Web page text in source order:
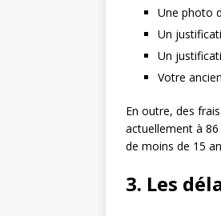
Une photo
Un
Un
Votre
En outre, des
actuellement à
de moins de 15
3. Les